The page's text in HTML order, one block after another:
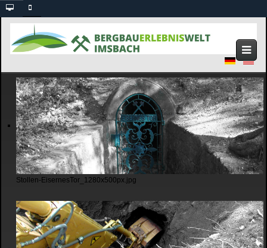
Stollen-EisernesTor_1280x500px.jpg